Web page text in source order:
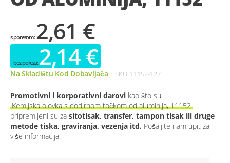
2,61 €
2,14 €
Na Skladištu Kod Dobavljača SKU 11152-127
Promotivni i korporativni darovi kao što su
Kemijska olovka s dodirnom točkom od aluminija, 11152
pripremljeni su za sitotisak, transfer, tampon tisak ili druge
metode tiska, graviranja, vezenja itd. Pošaljite nam upit za
više informacija!